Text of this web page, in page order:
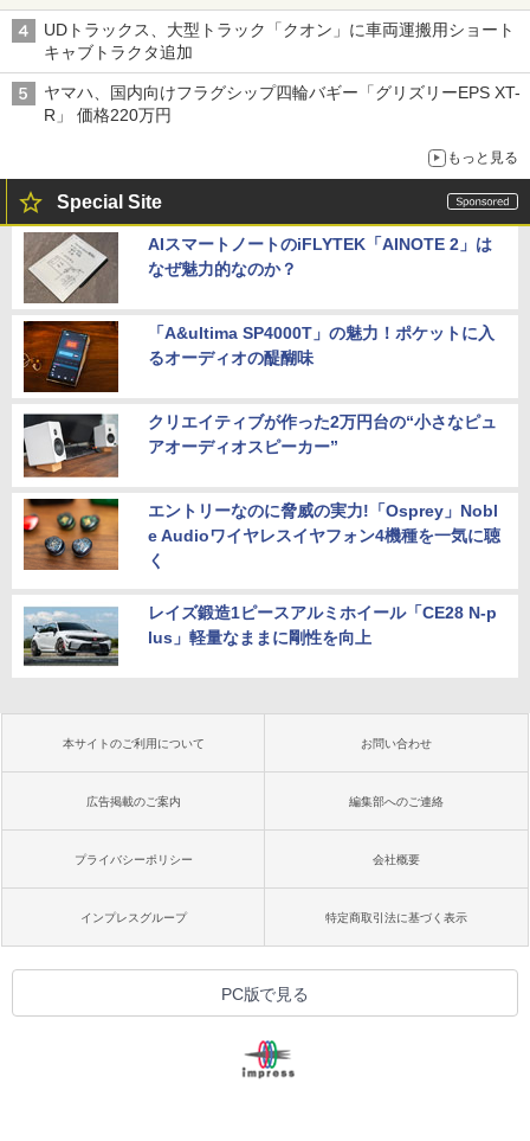
UDトラックス、大型トラック「クオン」に車両運搬用ショート
キャブトラクタ追加
ヤマハ、国内向けフラグシップ四輪バギー「グリズリーEPS XT-
R」 価格220万円
もっと見る
Special Site
AIスマートノートのiFLYTEK「AINOTE 2」は
なぜ魅力的なのか？
「A&ultima SP4000T」の魅力！ポケットに入
るオーディオの醍醐味
クリエイティブが作った2万円台の“小さなピュ
アオーディオスピーカー”
エントリーなのに脅威の実力!「Osprey」Nobl
e Audioワイヤレスイヤフォン4機種を一気に聴
く
レイズ鍛造1ピースアルミホイール「CE28 N-p
lus」軽量なままに剛性を向上
本サイトのご利用について お問い合わせ
広告掲載のご案内 編集部へのご連絡
プライバシーポリシー 会社概要
インプレスグループ 特定商取引法に基づく表示
PC版で見る